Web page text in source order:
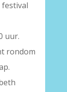
festival
uur.
rondom